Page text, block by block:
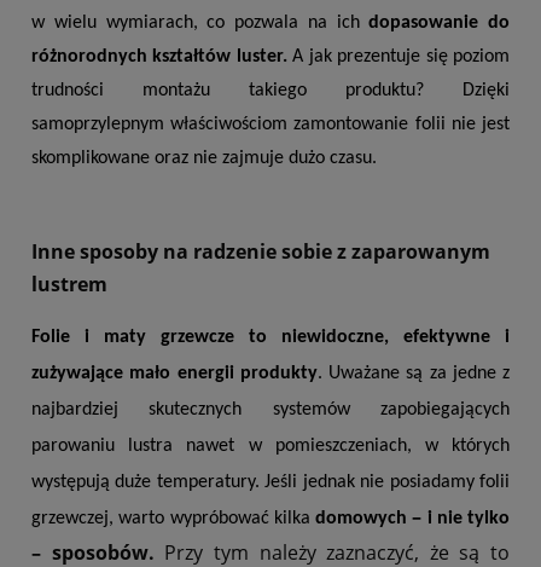
w wielu wymiarach, co pozwala na ich dopasowanie do
różnorodnych kształtów luster. A jak prezentuje się poziom
trudności montażu takiego produktu? Dzięki
samoprzylepnym właściwościom zamontowanie folii nie jest
skomplikowane oraz nie zajmuje dużo czasu.
Inne sposoby na radzenie sobie z zaparowanym
lustrem
Folie i maty grzewcze to niewidoczne, efektywne i
zużywające mało energii produkty. Uważane są za jedne z
najbardziej skutecznych systemów zapobiegających
parowaniu lustra nawet w pomieszczeniach, w których
występują duże temperatury. Jeśli jednak nie posiadamy folii
grzewczej, warto wypróbować kilka domowych –
– sposobów. Przy tym należy zaznaczyć, że są to